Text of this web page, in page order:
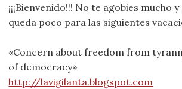
¡¡¡Bienvenido!!! No te agobies mucho
queda poco para las siguientes
«Concern about freedom from
of democracy»
http://lavigilanta.blogspot.com